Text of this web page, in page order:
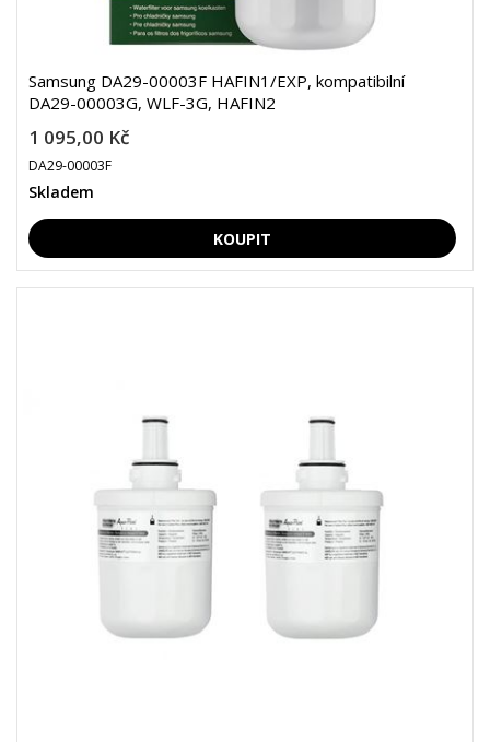
Samsung DA29-00003F HAFIN1/EXP, kompatibilní
DA29-00003G, WLF-3G, HAFIN2
1 095,00 Kč
DA29-00003F
Skladem